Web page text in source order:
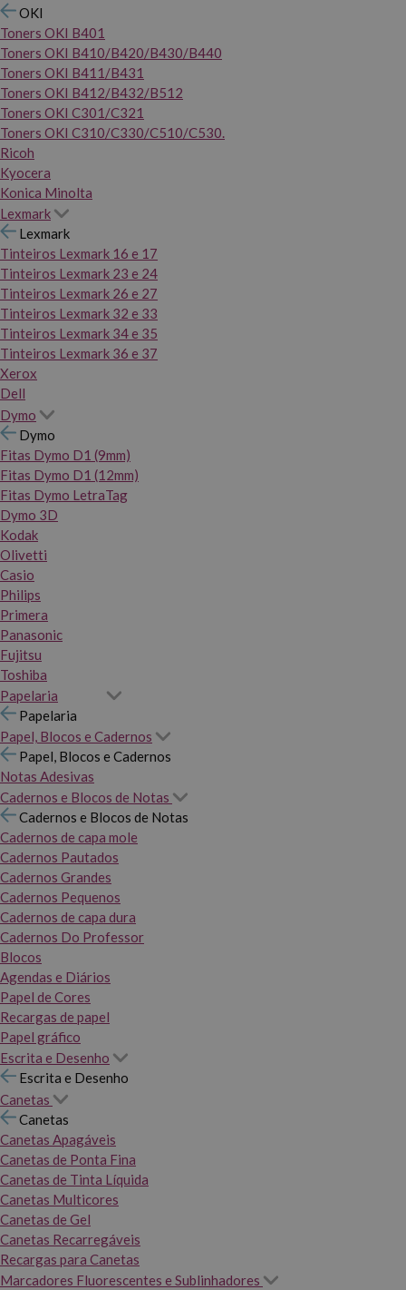
OKI
Toners OKI B401
Toners OKI B410/B420/B430/B440
Toners OKI B411/B431
Toners OKI B412/B432/B512
Toners OKI C301/C321
Toners OKI C310/C330/C510/C530.
Ricoh
Kyocera
Konica Minolta
Lexmark
Lexmark
Tinteiros Lexmark 16 e 17
Tinteiros Lexmark 23 e 24
Tinteiros Lexmark 26 e 27
Tinteiros Lexmark 32 e 33
Tinteiros Lexmark 34 e 35
Tinteiros Lexmark 36 e 37
Xerox
Dell
Dymo
Dymo
Fitas Dymo D1 (9mm)
Fitas Dymo D1 (12mm)
Fitas Dymo LetraTag
Dymo 3D
Kodak
Olivetti
Casio
Philips
Primera
Panasonic
Fujitsu
Toshiba
Papelaria
Papelaria
Papel, Blocos e Cadernos
Papel, Blocos e Cadernos
Notas Adesivas
Cadernos e Blocos de Notas
Cadernos e Blocos de Notas
Cadernos de capa mole
Cadernos Pautados
Cadernos Grandes
Cadernos Pequenos
Cadernos de capa dura
Cadernos Do Professor
Blocos
Agendas e Diários
Papel de Cores
Recargas de papel
Papel gráfico
Escrita e Desenho
Escrita e Desenho
Canetas
Canetas
Canetas Apagáveis
Canetas de Ponta Fina
Canetas de Tinta Líquida
Canetas Multicores
Canetas de Gel
Canetas Recarregáveis
Recargas para Canetas
Marcadores Fluorescentes e Sublinhadores